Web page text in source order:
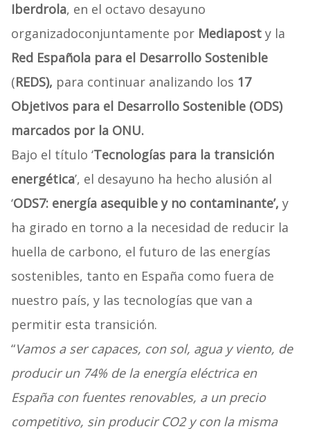
Iberdrola, en el octavo desayuno
organizadoconjuntamente por Mediaposty la
Red Española para el Desarrollo Sostenible
(REDS), para continuar analizando los 17
Objetivos para el Desarrollo Sostenible (ODS)
marcados por la ONU.
Bajo el título ‘Tecnologías para la transición
energética’, el desayuno ha hecho alusión al
‘ODS7: energía asequible y no contaminante’, y
ha girado en torno a la necesidad de reducir la
huella de carbono, el futuro de las energías
sostenibles, tanto en España como fuera de
nuestro país, y las tecnologías que van a
permitir esta transición.
“Vamos a ser capaces, con sol, agua y viento, de
producir un 74% de la energía eléctrica en
España con fuentes renovables, a un precio
competitivo, sin producir CO2 y con la misma